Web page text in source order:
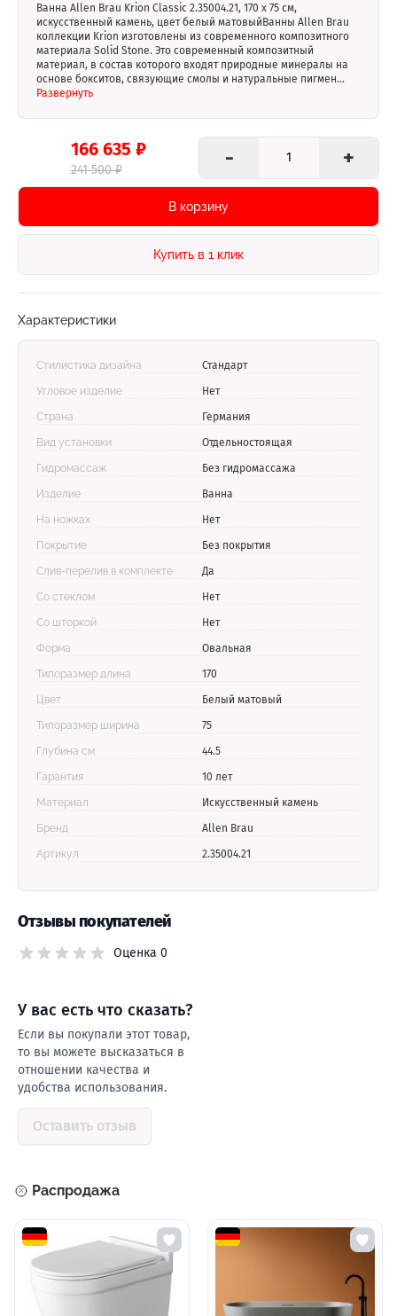
Ванна Allen Brau Krion Classic 2.35004.21, 170 х 75 см,
искусственный камень, цвет белый матовыйВанны Allen Brau
коллекции Krion изготовлены из современного композитного
материала Solid Stone. Это современный композитный
материал, в состав которого входят природные минералы на
основе бокситов, связующие смолы и натуральные пигмен...
Развернуть
166 635 ₽
241 500 ₽ - +
В корзину
Купить в 1 клик
Характеристики
Стилистика дизайна Стандарт
Угловое изделие Нет
Страна Германия
Вид установки Отдельностоящая
Гидромассаж Без гидромассажа
Изделие Ванна
На ножках Нет
Покрытие Без покрытия
Слив-перелив в комплекте Да
Со стеклом Нет
Со шторкой Нет
Форма Овальная
Типоразмер длина 170
Цвет Белый матовый
Типоразмер ширина 75
Глубина см 44.5
Гарантия 10 лет
Материал Искусственный камень
Бренд Allen Brau
Артикул 2.35004.21
Отзывы покупателей
Оценка 0
У ваc есть что сказать?
Если вы покупали этот товар,
то вы можете высказаться в
отношении качества и
удобства использования.
Оставить отзыв
Распродажа